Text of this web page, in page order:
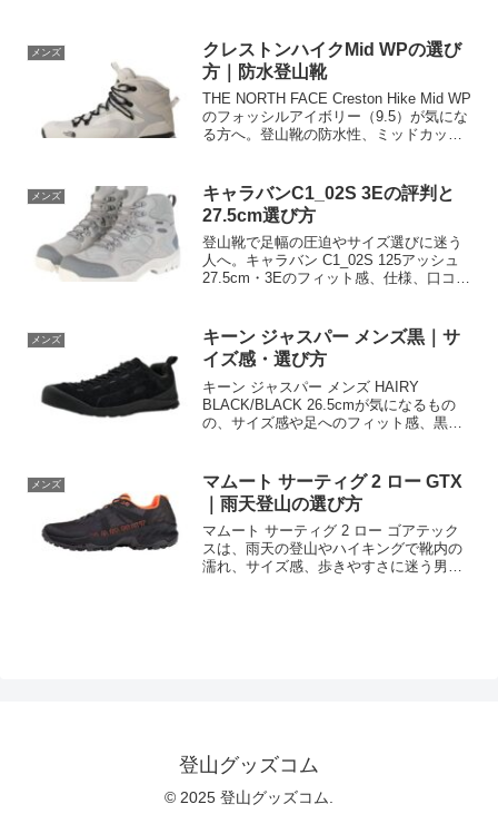
り登山や軽快な縦走に合うかを比較し、
購入前に価格・在庫・販売条件も確認し
て、自分の足と山行に合う一足を選びま
しょう。
メンズ
クレストンハイクMid WPの選び
方｜防水登山靴
THE NORTH FACE Creston Hike Mid WP
のフォッシルアイボリー（9.5）が気にな
る方へ。登山靴の防水性、ミッドカット
ージで価格・在庫・仕様を比較して、自
分の山行に合う一足か判断しましょう。
メンズ
キャラバンC1_02S 3Eの評判と
27.5cm選び方
登山靴で足幅の圧迫やサイズ選びに迷う
人へ。キャラバン C1_02S 125アッシュ
27.5cm・3Eのフィット感、仕様、口コミ
方を解説。購入前に在庫・価格・返品条
件を確認して、自分の足に合う一足か判
断しましょう。
メンズ
キーン ジャスパー メンズ黒｜サ
イズ感・選び方
キーン ジャスパー メンズ HAIRY
BLACK/BLACK 26.5cmが気になるもの
の、サイズ感や足へのフィット感、黒の
断する方法を解説。失敗しないために詳
細を確認してください。
メンズ
マムート サーティグ 2 ロー GTX
｜雨天登山の選び方
マムート サーティグ 2 ロー ゴアテック
スは、雨天の登山やハイキングで靴内の
濡れ、サイズ感、歩きやすさに迷う男性
登山グッズコム
© 2025 登山グッズコム.